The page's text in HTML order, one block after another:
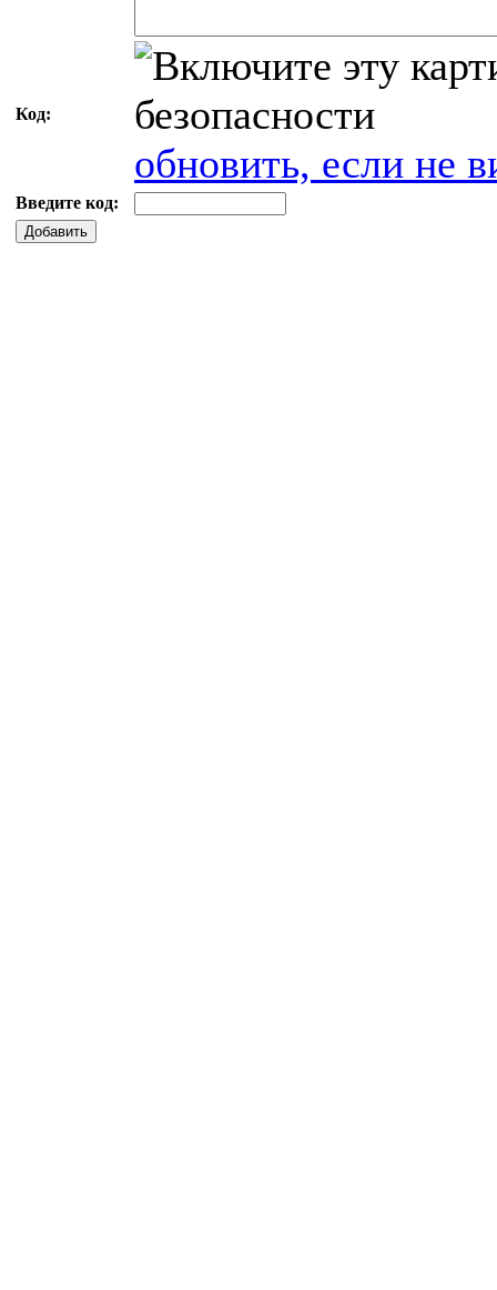
Код:
обновить, если не
Введите код:
Добавить